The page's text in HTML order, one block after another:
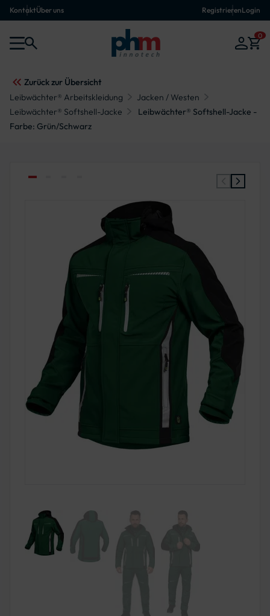
KontaktÜber uns RegistrierenLogin
0
Zurück zur Übersicht
Leibwächter® Arbeitskleidung
Jacken / Westen
Leibwächter® Softshell-Jacke
Leibwächter® Softshell-Jacke -
Farbe: Grün/Schwarz